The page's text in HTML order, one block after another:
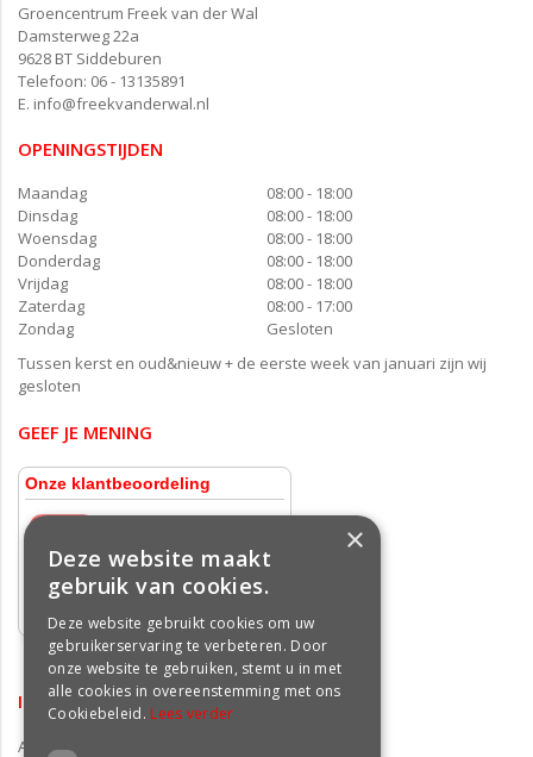
Groencentrum Freek van der Wal
Damsterweg 22a
9628 BT Siddeburen
Telefoon: 06 - 13135891
E. info@freekvanderwal.nl
OPENINGSTIJDEN
Maandag
08:00 - 18:00
Dinsdag
08:00 - 18:00
Woensdag
08:00 - 18:00
Donderdag
08:00 - 18:00
Vrijdag
08:00 - 18:00
Zaterdag
08:00 - 17:00
Zondag
Gesloten
Tussen kerst en oud&nieuw + de eerste week van januari zijn wij
gesloten
GEEF JE MENING
INFORMATIE
Algemene voorwaarden
×
Deze website maakt
gebruik van cookies.
Deze website gebruikt cookies om uw
gebruikerservaring te verbeteren. Door
onze website te gebruiken, stemt u in met
alle cookies in overeenstemming met ons
Cookiebeleid. Lees verder